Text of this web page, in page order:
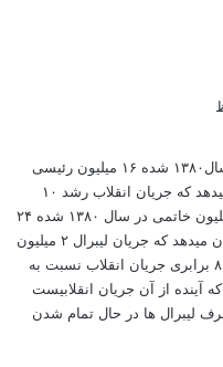
فعلا که ۶ میلیون توکلی سال۱۳۸۰ شده ۱۶ میلیون رئیسی
در سال ۹۶ و این نشان میدهد که جریان انقلاب رشد ۱۰
میلیونی داشته ولی ۲۲ میلیون خاتمی در سال ۱۳۸۰ شده ۲۴
میلیون روحانی و این نشان میدهد که جریان لیبرال ۲ میلیون
رشد داشته و با این رشد ۸ برابری جریان انقلاب نسبت به
آینده از آن جریان انقلابیست
لیبرال ها در حال تمام شدن